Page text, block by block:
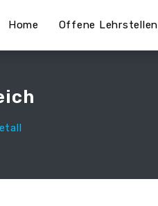
Home Offene Lehrstellen